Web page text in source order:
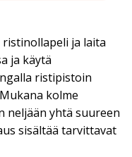
ja laita
ja käytä
ristipistoin
kolme
neljään yhtä suureen
sisältää tarvittavat